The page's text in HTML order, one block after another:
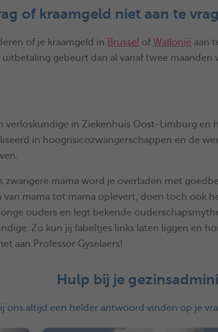
of kraamgeld niet aan te
of je kraamgeld in Brussel of Wallonië aan
gebeurt dan al vanaf twee maanden
verloskundige in Ziekenhuis Oost-Limburg en
in hoogrisicozwangerschappen en de
mama word je overladen met
van mama tot mama oplevert, doen toch ook
ouders en legt bekende
Zo kun jij fabeltjes links laten liggen en
aan Professor Gyselaers!
Hulp bij je
ons altijd een helder antwoord vinden op je